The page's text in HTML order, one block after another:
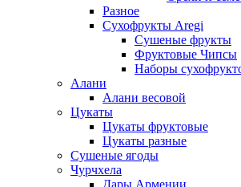
Разное
Сухофрукты Aregi
Сушеные фрукты
Фруктовые Чипсы
Наборы
Алани
Алани весовой
Цукаты
Цукаты фруктовые
Цукаты разные
Сушеные ягоды
Чурчхела
Дары Армении